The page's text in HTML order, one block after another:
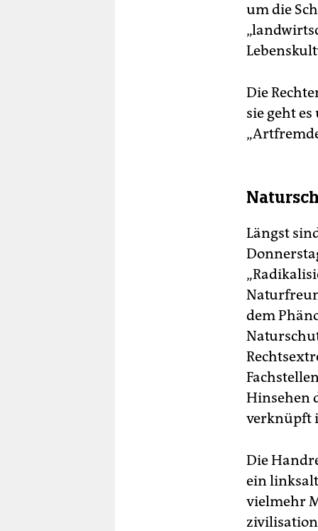
um die
Die
sie geht
Längst
dem
Hinsehen
verknüpft
Die
ein
vielmehr